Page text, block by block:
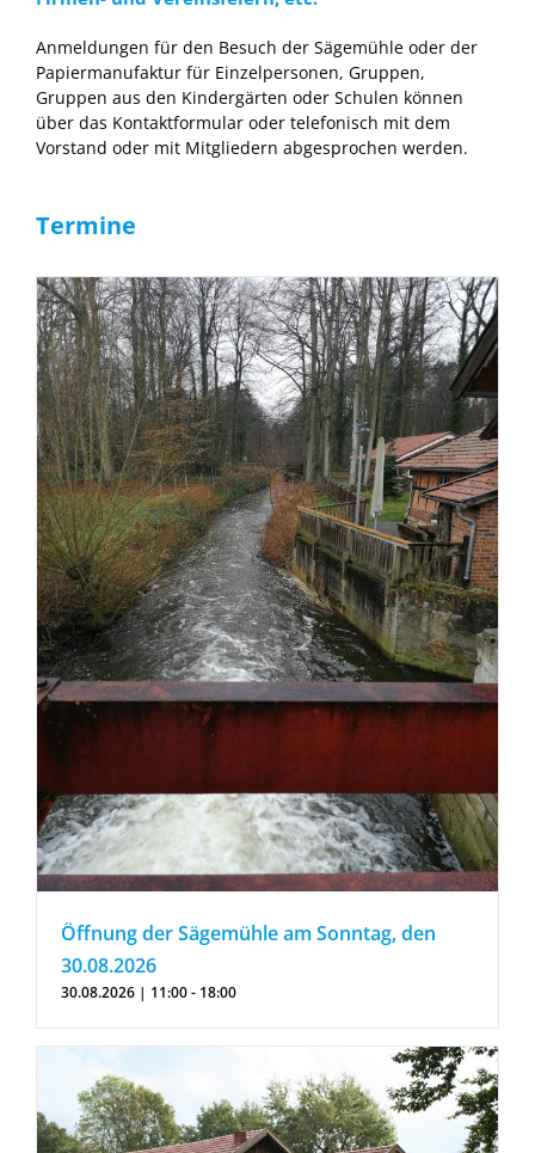
Anmeldungen für den Besuch der Sägemühle oder der
Papiermanufaktur für Einzelpersonen, Gruppen,
Gruppen aus den Kindergärten oder Schulen können
über das Kontaktformular oder telefonisch mit dem
Vorstand oder mit Mitgliedern abgesprochen werden.
Termine
Öffnung der Sägemühle am Sonntag, den
30.08.2026
30.08.2026 | 11:00- 18:00